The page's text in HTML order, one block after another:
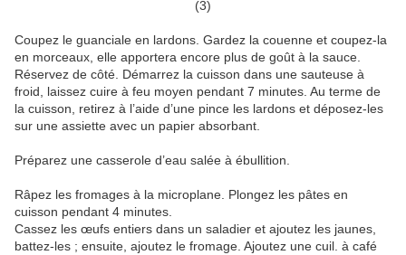
Coupez le guanciale en lardons. Gardez la couenne et coupez-la
en morceaux, elle apportera encore plus de goût à la sauce.
Réservez de côté. Démarrez la cuisson dans une sauteuse à
froid, laissez cuire à feu moyen pendant 7 minutes. Au terme de
la cuisson, retirez à l’aide d’une pince les lardons et déposez-les
sur une assiette avec un papier absorbant.
Préparez une casserole d’eau salée à ébullition.
Râpez les fromages à la microplane. Plongez les pâtes en
cuisson pendant 4 minutes.
Cassez les œufs entiers dans un saladier et ajoutez les jaunes,
battez-les ; ensuite, ajoutez le fromage. Ajoutez une cuil. à café